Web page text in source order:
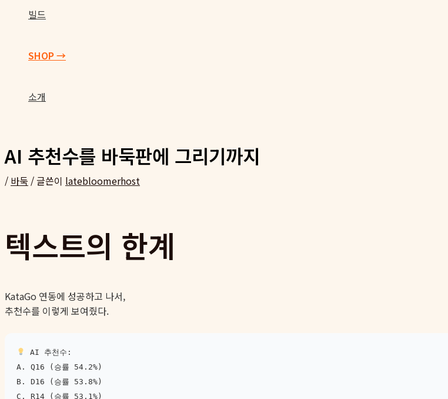
빌드
SHOP →
소개
AI 추천수를 바둑판에 그리기까지
/ 바둑 / 글쓴이 latebloomerhost
텍스트의 한계
KataGo 연동에 성공하고 나서,
추천수를 이렇게 보여줬다.
AI 추천수:
A. Q16 (승률 54.2%)
B. D16 (승률 53.8%)
C. R14 (승률 53.1%)